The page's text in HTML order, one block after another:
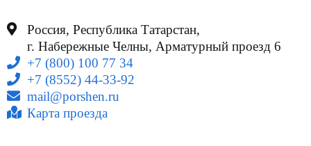
Россия, Республика Татарстан,
г. Набережные Челны, Арматурный проезд 6
+7 (800) 100 77 34
+7 (8552) 44-33-92
mail@porshen.ru
Карта проезда